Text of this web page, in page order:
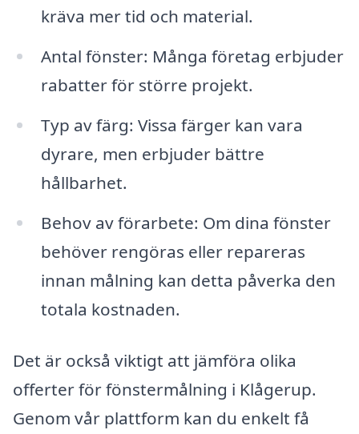
kräva mer tid och material.
Antal fönster: Många företag erbjuder
rabatter för större projekt.
Typ av färg: Vissa färger kan vara
dyrare, men erbjuder bättre
hållbarhet.
Behov av förarbete: Om dina fönster
behöver rengöras eller repareras
innan målning kan detta påverka den
totala kostnaden.
Det är också viktigt att jämföra olika
offerter för fönstermålning i Klågerup.
Genom vår plattform kan du enkelt få